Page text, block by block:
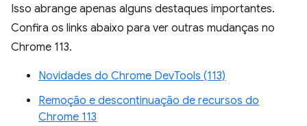
Isso abrange apenas alguns destaques importantes.
Confira os links abaixo para ver outras mudanças no
Chrome 113.
Novidades do Chrome DevTools (113)
Remoção e descontinuação de recursos do
Chrome 113